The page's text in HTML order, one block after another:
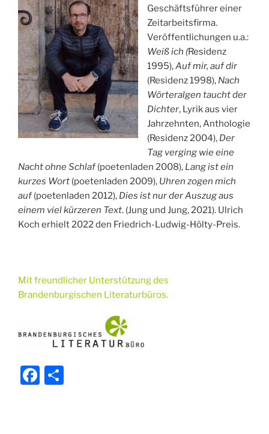
Geschäftsführer einer
Zeitarbeitsfirma.
Veröffentlichungen u.a.:
Weiß ich (Residenz
1995),Auf mir, auf dir
(Residenz 1998), Nach
Wörteralgen taucht der
Dichter, Lyrik aus vier
Jahrzehnten, Anthologie
(Residenz 2004), Der
Tag verging wie eine
Nacht ohne Schlaf(poetenladen 2008), Lang ist ein
kurzes Wort (poetenladen 2009), Uhren zogen mich
auf(poetenladen 2012), Dies ist nur der Auszug aus
einem viel kürzeren Text. (Jung und Jung, 2021). Ulrich
Koch erhielt 2022 den Friedrich-Ludwig-Hölty-Preis.
Mit freundlicher Unterstützung des
Brandenburgischen Literaturbüros.
F